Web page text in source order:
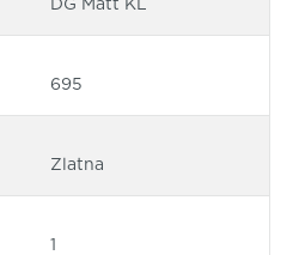
695
Zlatna
1